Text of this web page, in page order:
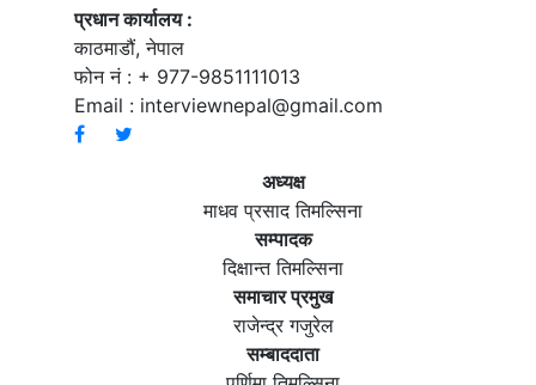
प्रधान कार्यालय :
काठमाडौं, नेपाल
फोन नं : + 977-9851111013
Email : interviewnepal@gmail.com
अध्यक्ष
माधव प्रसाद तिमल्सिना
सम्पादक
दिक्षान्त तिमल्सिना
समाचार प्रमुख
राजेन्द्र गजुरेल
सम्बाददाता